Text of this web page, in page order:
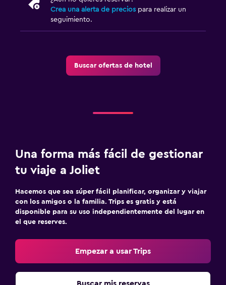
Crea una alerta de precios para realizar un
seguimiento.
Buscar ofertas de hotel
Una forma más fácil de gestionar
tu viaje a Joliet
Hacemos que sea súper fácil planificar, organizar y viajar
con los amigos o la familia. Trips es gratis y está
disponible para su uso independientemente del lugar en
el que reserves.
Empezar a usar Trips
Buscar mis reservas